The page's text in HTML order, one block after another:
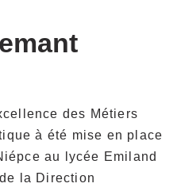
des Métiers
à été mise en place
au lycée Emiland
la Direction